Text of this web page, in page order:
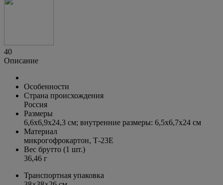
40
Описание
Особенности
Страна происхождения
Россия
Размеры
6,6х6,9х24,3 см; внутренние размеры: 6,5х6,7х24 см
Материал
микрогофрокартон, Т-23Е
Вес брутто (1 шт.)
36,46 г
Транспортная упаковка